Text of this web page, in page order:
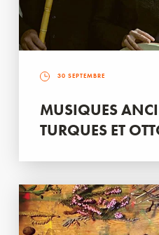
30 SEPTEMBRE
MUSIQUES
TURQUES ET